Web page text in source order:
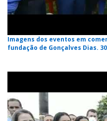
Imagens dos eventos em
fundação de Gonçalves Dias.